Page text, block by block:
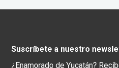
Suscríbete a nuestro
¿Enamorado de Yucatán?